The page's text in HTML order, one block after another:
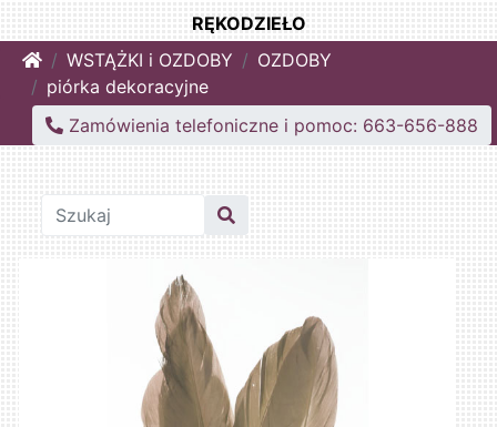
RĘKODZIEŁO
HomeWSTĄŻKI i OZDOBY
OZDOBY
piórka dekoracyjne
Zamówienia telefoniczne i pomoc: 663-656-888